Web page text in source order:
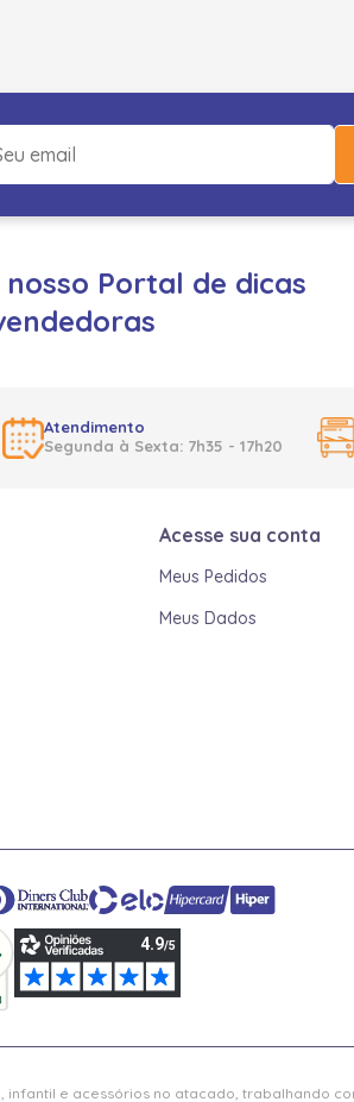
nosso Portal de dicas
Atendimento
Segunda à Sexta: 7h35 - 17h20
Acesse sua conta
Meus Pedidos
Meus Dados
e acessórios no atacado, trabalhando